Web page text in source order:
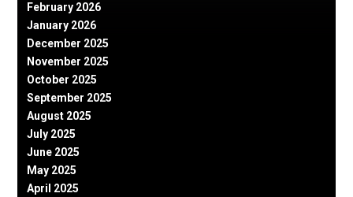
February 2026
January 2026
December 2025
November 2025
October 2025
September 2025
August 2025
July 2025
June 2025
May 2025
April 2025